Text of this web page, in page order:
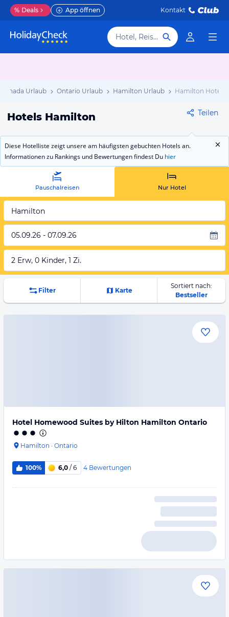
% Deals App öffnen Kontakt
Hotel, Reiseziel
Kanada Urlaub Ontario Urlaub Hamilton Urlaub Hamilton Hotels
Hotels Hamilton Teilen
Diese Hotelliste zeigt unsere am häufigsten gebuchten Hotels an.
Informationen zu Rankings und Bewertungen findest Du hier
Pauschalreisen Nur Hotel
Hamilton
05.09.26 - 07.09.26
2 Erw, 0 Kinder, 1 Zi.
Filter Karte
Sortiert nach:
Bestseller
Hotel Homewood Suites by Hilton Hamilton Ontario
Hamilton · Ontario
100% 6,0 / 6 4 Bewertungen